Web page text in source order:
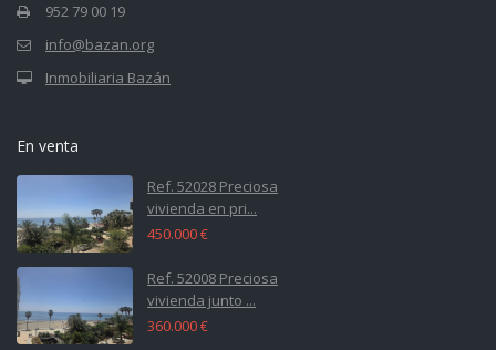
952 79 00 19
info@bazan.org
Inmobiliaria Bazán
En venta
Ref. 52028 Preciosa
vivienda en pri...
450.000 €
Ref. 52008 Preciosa
vivienda junto ...
360.000 €